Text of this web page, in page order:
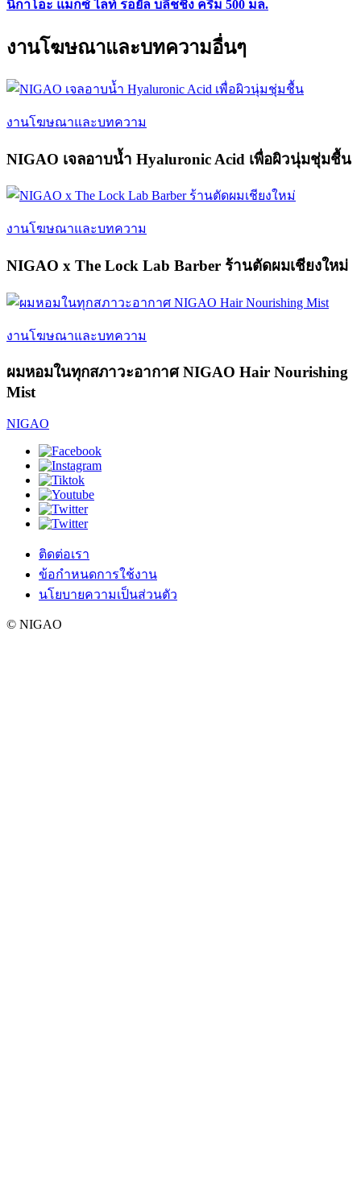
นิกาโอะ แม็กซ์ ไลท์ รอยัล บลีชชิ่ง ครีม 500 มล.
งานโฆษณาและบทความอื่นๆ
งานโฆษณาและบทความ
NIGAO เจลอาบน้ำ Hyaluronic Acid เพื่อผิวนุ่มชุ่มชื้น
งานโฆษณาและบทความ
NIGAO x The Lock Lab Barber ร้านตัดผมเชียงใหม่
งานโฆษณาและบทความ
ผมหอมในทุกสภาวะอากาศ NIGAO Hair Nourishing
Mist
NIGAO
ติดต่อเรา
ข้อกำหนดการใช้งาน
นโยบายความเป็นส่วนตัว
© NIGAO